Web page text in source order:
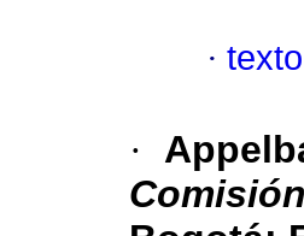
·
·